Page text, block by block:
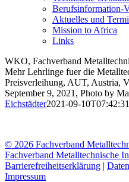
Berufsinformation-
Aktuelles und
Mission to Africa
Links
WKO, Fachverband
Mehr Lehrlinge fuer die
Preisverleihung, AUT, Austria,
September 9, 2021, Photo by
Eichstädter2021-09-
© 2026 Fachverband
Fachverband Metalltechnische
Barrierefreiheitserklärung |
Impressum